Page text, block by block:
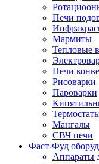
Печи
Мармиты
Тепловые
Печи
Рисоварки
Пароварки
Мангалы
СВЧ печи
Фаст-Фуд
Аппараты